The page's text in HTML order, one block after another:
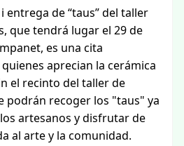
entrega de “taus” del taller
que tendrá lugar el 29 de
es una cita
aprecian la cerámica
el recinto del taller de
podrán recoger los "taus" ya
artesanos y disfrutar de
al arte y la comunidad.